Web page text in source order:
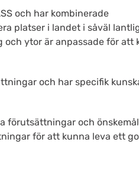
och har kombinerade
platser i landet i såväl
ytor är anpassade för att
och har specifik
förutsättningar och
för att kunna leva ett